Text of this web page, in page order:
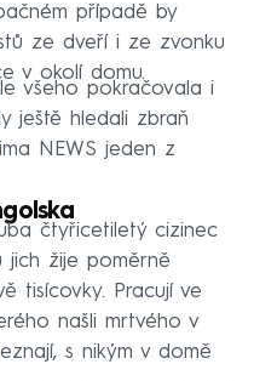
případě by
ze dveří i ze zvonku
v okolí domu.
všeho pokračovala i
ještě hledali zbraň
NEWS jeden z
čtyřicetiletý cizinec
jich žije poměrně
tisícovky. Pracují ve
našli mrtvého v
s nikým v domě